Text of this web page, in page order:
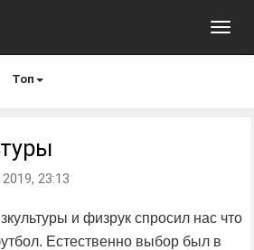
Топ
23:13
и физрук спросил нас что
Естественно выбор был в